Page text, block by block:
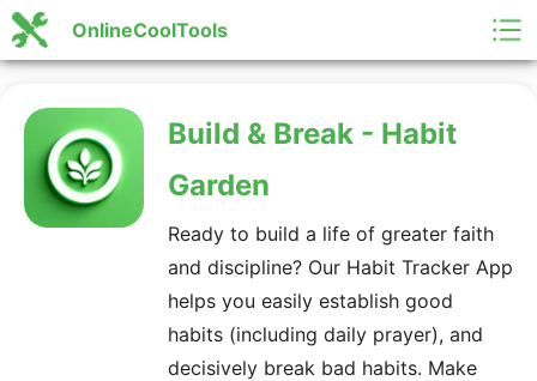
OnlineCoolTools
Build & Break - Habit
Garden
Ready to build a life of greater faith
and discipline? Our Habit Tracker App
helps you easily establish good
habits (including daily prayer), and
decisively break bad habits. Make